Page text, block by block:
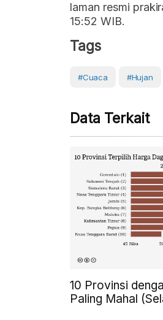
laman resmi
15:52 WIB.
Tags
#cuaca #Hujan
Data Terkait
10 Provinsi
Paling Mahal